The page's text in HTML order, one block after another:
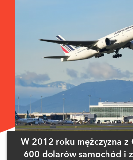
W 2012 roku mężczyzna z
600 dolarów samochód i